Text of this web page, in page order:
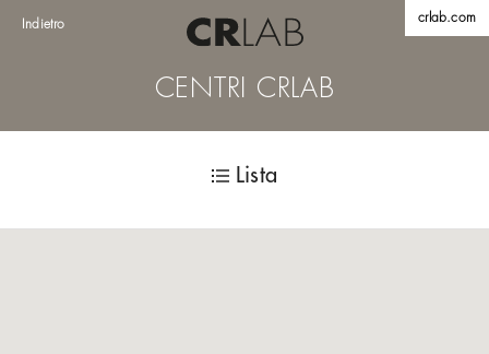
Indietro crlab.com
CENTRI CRLAB
Lista